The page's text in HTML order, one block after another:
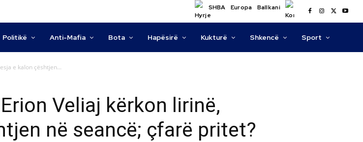
SHBA Europa Ballkani
Politikë Anti-Mafia Bota Hapësirë Kukturë Shkencë Sport
e kalon çështjen...
Veliaj kërkon lirinë,
në seancë; çfarë pritet?